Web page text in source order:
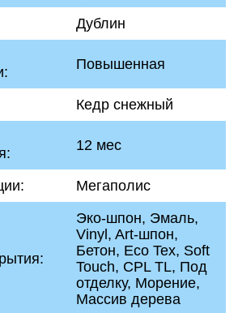
Дублин
Повышенная
Кедр снежный
12 мес
Мегаполис
Эко-шпон, Эмаль,
Vinyl, Art-шпон,
Бетон, Eco Tex, Soft
Touch, CPL TL, Под
отделку, Морение,
Массив дерева